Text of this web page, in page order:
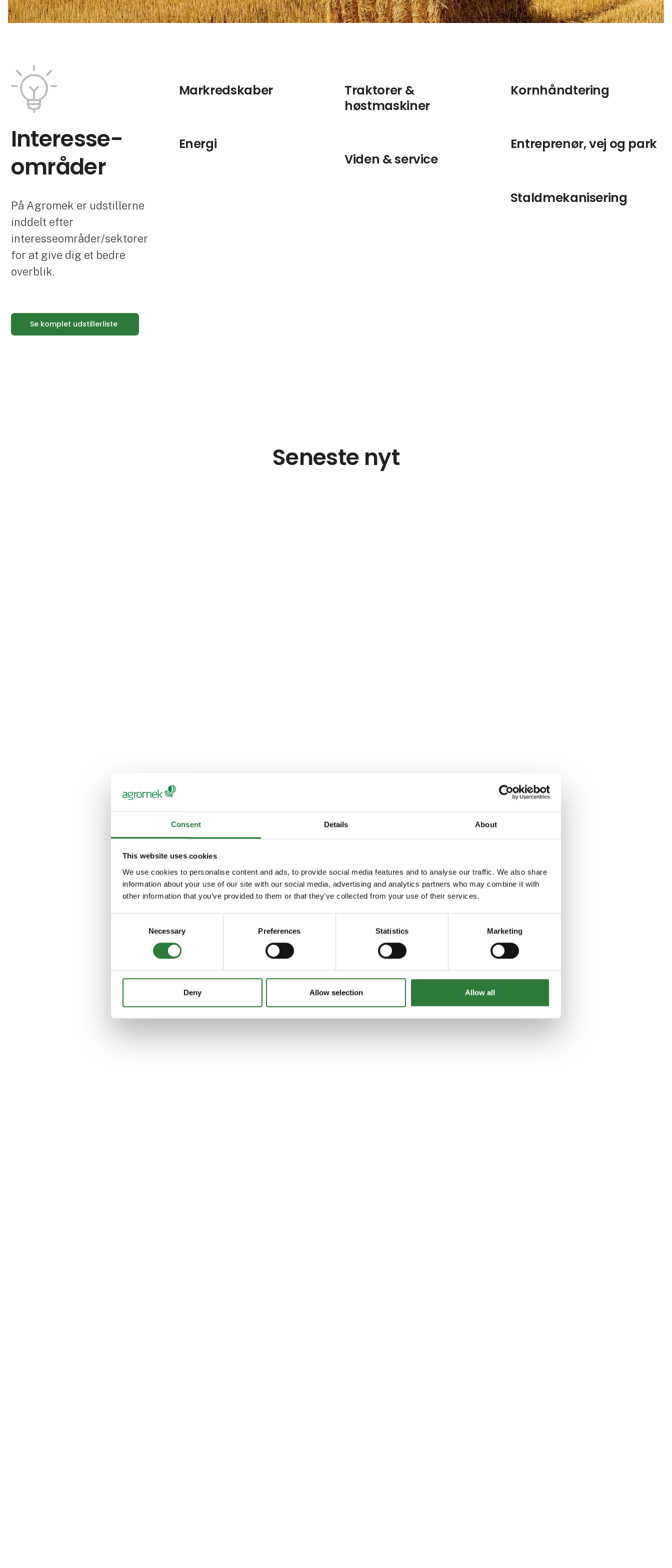
Consent Details About
This website uses cookies
We use cookies to personalise content and ads, to provide social media features and to analyse our traffic. We also share
information about your use of our site with our social media, advertising and analytics partners who may combine it with
other information that you’ve provided to them or that they’ve collected from your use of their services.
Necessary Preferences Statistics Marketing
Deny Allow selection Allow all
Interesse­
områder
På Agromek er udstillerne
inddelt efter
interesseområder/sektorer
for at give dig et bedre
overblik.
Se komplet udstillerliste
Markredskaber
Energi
Traktorer &
høstmaskiner
Viden & service
Kornhåndtering
Entreprenør, vej og park
Staldmekanisering
Seneste nyt